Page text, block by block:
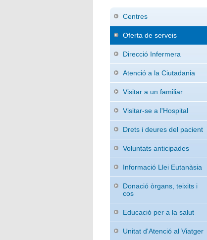
Centres
Oferta de serveis
Direcció Infermera
Atenció a la Ciutadania
Visitar a un familiar
Visitar-se a l'Hospital
Drets i deures del pacient
Voluntats anticipades
Informació Llei Eutanàsia
Donació òrgans, teixits i
cos
Educació per a la salut
Unitat d'Atenció al Viatger